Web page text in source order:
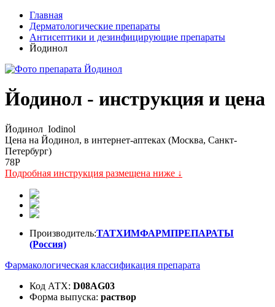
Главная
Дерматологические препараты
Антисептики и дезинфицирующие препараты
Йодинол
Йодинол - инструкция и цена
Йодинол Iodinol
Цена на Йодинол, в интернет-аптеках (Москва, Санкт-
Петербург)
78P
Подробная инструкция размещена ниже ↓
Производитель:ТАТХИМФАРМПРЕПАРАТЫ
(Россия)
Фармакологическая классификация препарата
Код АТХ: D08АG03
Форма выпуска: раствор